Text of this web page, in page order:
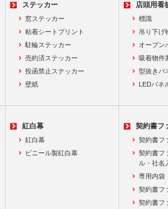
ステッカー
窓ステッカー
粘着シートプリント
駐輪ステッカー
売約済ステッカー
投函禁止ステッカー
壁紙
店頭用看
標識
吊り下げ
オープン
吸着物件
型抜きパ
LEDパネ
紅白幕
紅白幕
ビニール製紅白幕
契約書フ
契約書フ
契約書フ
ル・社名
専用内袋
契約書フ
契約書フ